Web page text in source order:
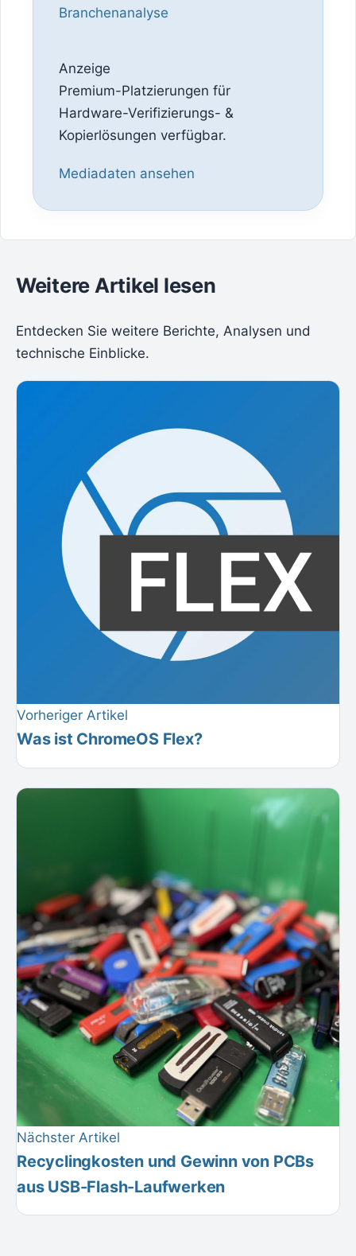
Branchenanalyse
Anzeige
Premium-Platzierungen für
Hardware-Verifizierungs- &
Kopierlösungen verfügbar.
Mediadaten ansehen
Weitere Artikel lesen
Entdecken Sie weitere Berichte, Analysen und
technische Einblicke.
Vorheriger Artikel
Was ist ChromeOS Flex?
Nächster Artikel
Recyclingkosten und Gewinn von PCBs
aus USB-Flash-Laufwerken